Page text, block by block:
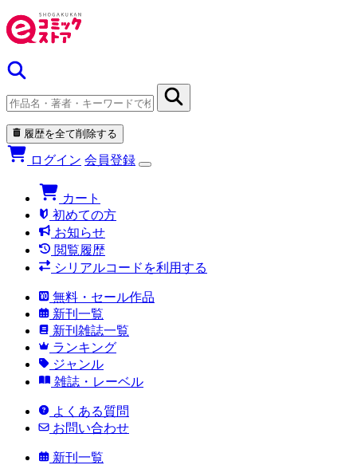
履歴を全て削除する
ログイン 会員登録
カート
初めての方
お知らせ
閲覧履歴
シリアルコードを利用する
無料・セール作品
新刊一覧
新刊雑誌一覧
ランキング
ジャンル
雑誌・レーベル
よくある質問
お問い合わせ
新刊一覧